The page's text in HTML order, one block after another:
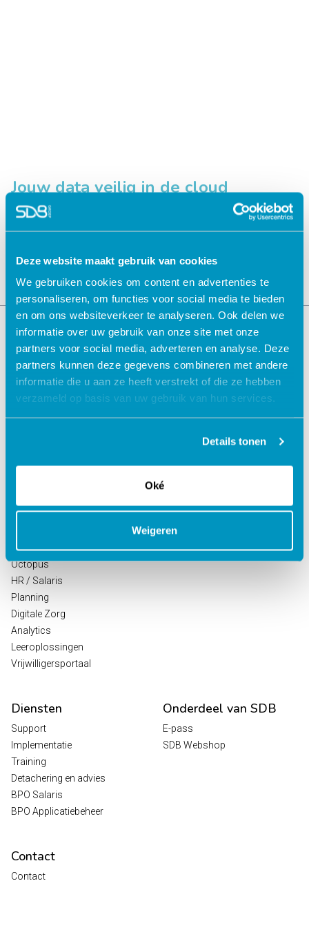
Deze website maakt gebruik van cookies
We gebruiken cookies om content en advertenties te
personaliseren, om functies voor social media te bieden
en om ons websiteverkeer te analyseren. Ook delen we
informatie over uw gebruik van onze site met onze
partners voor social media, adverteren en analyse. Deze
partners kunnen deze gegevens combineren met andere
informatie die u aan ze heeft verstrekt of die ze hebben
verzameld op basis van uw gebruik van hun services.
Details tonen
Oké
Weigeren
Jouw data veilig in de cloud
Oplossingen voor de
zorg
ECD Jeugdzorg
EPD Revalidatie
Octopus
HR / Salaris
Planning
Digitale Zorg
Analytics
Leeroplossingen
Vrijwilligersportaal
Oplossingen voor de
kinderopvang
Kind Informatie Systeem
HR / Salaris
Octopus
Diensten
Support
Implementatie
Training
Detachering en advies
BPO Salaris
BPO Applicatiebeheer
Onderdeel van SDB
E-pass
SDB Webshop
Contact
Contact